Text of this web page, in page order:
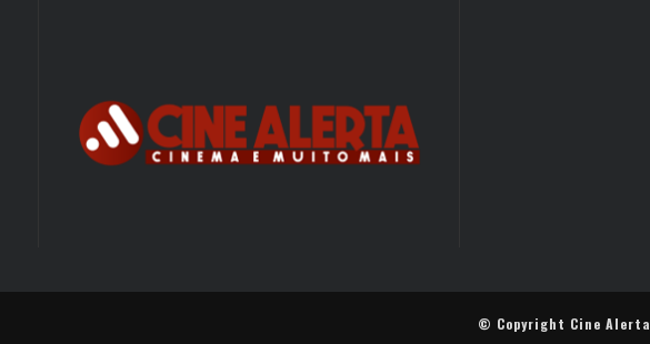
© Copyright Cine Alerta